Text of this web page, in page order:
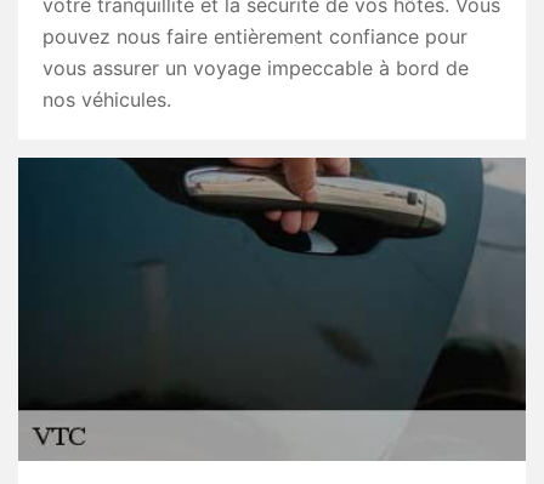
votre tranquillité et la sécurité de vos hôtes. Vous
pouvez nous faire entièrement confiance pour
vous assurer un voyage impeccable à bord de
nos véhicules.